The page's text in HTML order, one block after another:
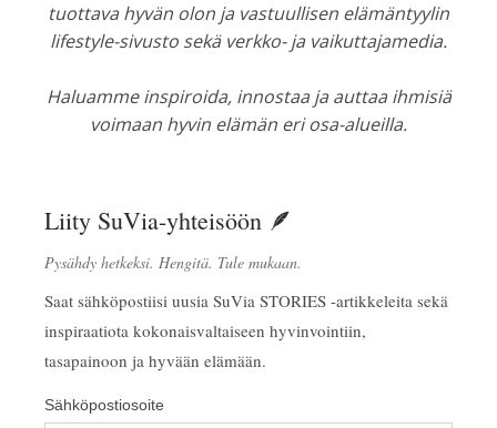
tuottava hyvän olon ja vastuullisen elämäntyylin
lifestyle-sivusto sekä verkko- ja vaikuttajamedia.
Haluamme inspiroida, innostaa ja auttaa ihmisiä
voimaan hyvin elämän eri osa-alueilla.
Liity SuVia-yhteisöön 🪶
Pysähdy hetkeksi. Hengitä. Tule mukaan.
Saat sähköpostiisi uusia SuVia STORIES -artikkeleita sekä
inspiraatiota kokonaisvaltaiseen hyvinvointiin,
tasapainoon ja hyvään elämään.
Sähköpostiosoite